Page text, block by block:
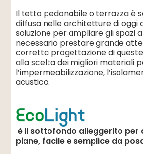
Il tetto pedonabile o terrazza è
diffusa nelle architetture di oggi
soluzione per ampliare gli spazi
necessario prestare grande
corretta progettazione di
alla scelta dei migliori materiali
l’impermeabilizzazione,
acustico.
è il sottofondo alleggerito per
piane, facile e semplice da